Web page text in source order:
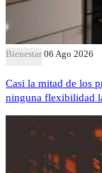
Bienestar 06 Ago 2026
Casi la mitad de los
ninguna flexibilidad